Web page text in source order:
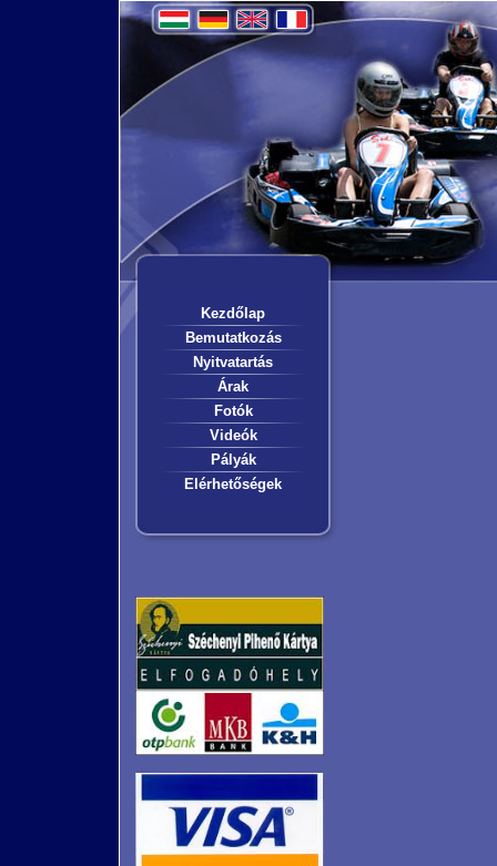
Kezdőlap
Bemutatkozás
Nyitvatartás
Árak
Fotók
Videók
Pályák
Elérhetőségek